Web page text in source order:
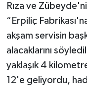
Rıza ve
“Erpiliç
akşam servisin
alacaklarını
yaklaşık 4
12'e geliyordu,